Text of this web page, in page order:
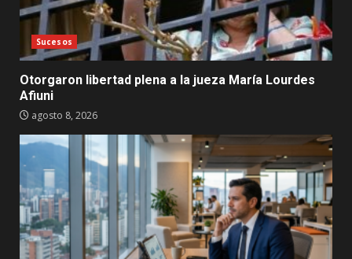
Sucesos
Otorgaron libertad plena a la jueza María Lourdes
Afiuni
agosto 8, 2026